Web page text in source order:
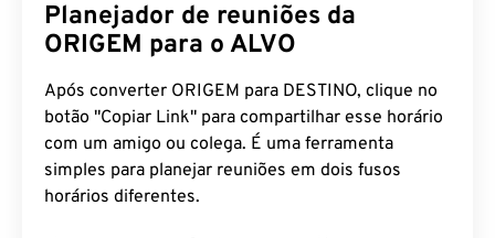
Planejador de reuniões da
ORIGEM para o ALVO
Após converter ORIGEM para DESTINO, clique no
botão "Copiar Link" para compartilhar esse horário
com um amigo ou colega. É uma ferramenta
simples para planejar reuniões em dois fusos
horários diferentes.